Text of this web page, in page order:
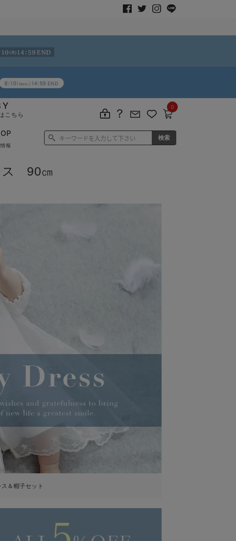
こちら
0
報
ス 90㎝
＆帽子セット